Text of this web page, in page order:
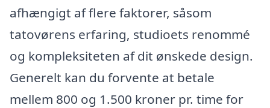
afhængigt af flere faktorer, såsom
tatovørens erfaring, studioets renommé
og kompleksiteten af dit ønskede design.
Generelt kan du forvente at betale
mellem 800 og 1.500 kroner pr. time for